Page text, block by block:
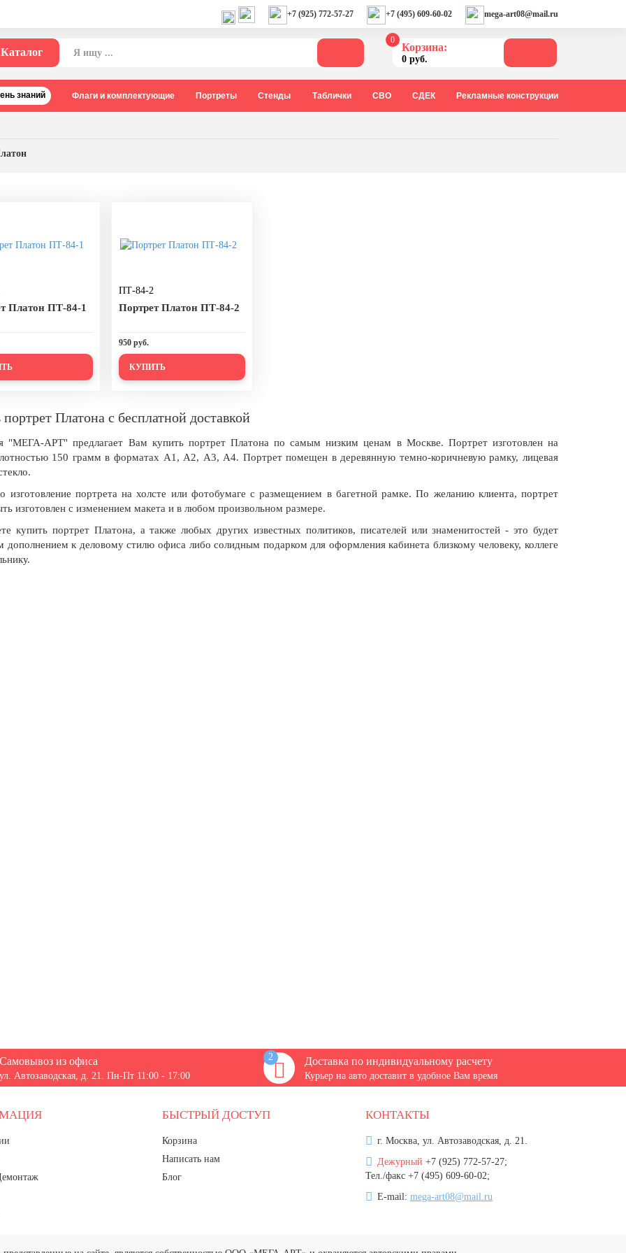
+7 (925) 772-57-27 +7 (495) 609-60-02 mega-art08@mail.ru
Каталог
0
Корзина:
0 руб.
знаний Флаги и комплектующие Портреты Стенды Таблички СВО СДЕК Рекламные конструкции
Платон ПТ-84-1
ПТ-84-2
Портрет Платон ПТ-84-2
950 руб.
КУПИТЬ
Платона с бесплатной доставкой
"МЕГА-АРТ" предлагает Вам купить портрет Платона по самым низким ценам в Москве. Портрет изготовлен на
150 грамм в форматах А1, А2, А3, А4. Портрет помещен в деревянную темно-коричневую рамку, лицевая
изготовление портрета на холсте или фотобумаге с размещением в багетной рамке. По желанию клиента, портрет
изготовлен с изменением макета и в любом произвольном размере.
купить портрет Платона, а также любых других известных политиков, писателей или знаменитостей - это будет
дополнением к деловому стилю офиса либо солидным подарком для оформления кабинета близкому человеку, коллеге
Самовывоз из офиса
ул. Автозаводская, д. 21. Пн-Пт 11:00 - 17:00
2 Доставка по индивидуальному расчету
Курьер на авто доставит в удобное Вам время
БЫСТРЫЙ ДОСТУП
Корзина
Написать нам
Блог
КОНТАКТЫ
г. Москва, ул. Автозаводская, д. 21.
Дежурный +7 (925) 772-57-27;
Тел./факс +7 (495) 609-60-02;
E-mail: mega-art08@mail.ru